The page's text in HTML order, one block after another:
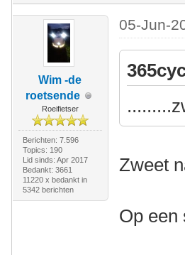
Wim -de
roetsende
Roeifietser
Berichten: 7.596
Topics: 190
Lid sinds: Apr 2017
Bedankt: 3661
11220 x bedankt in
5342 berichten
05-Jun-
Zweet
Op een